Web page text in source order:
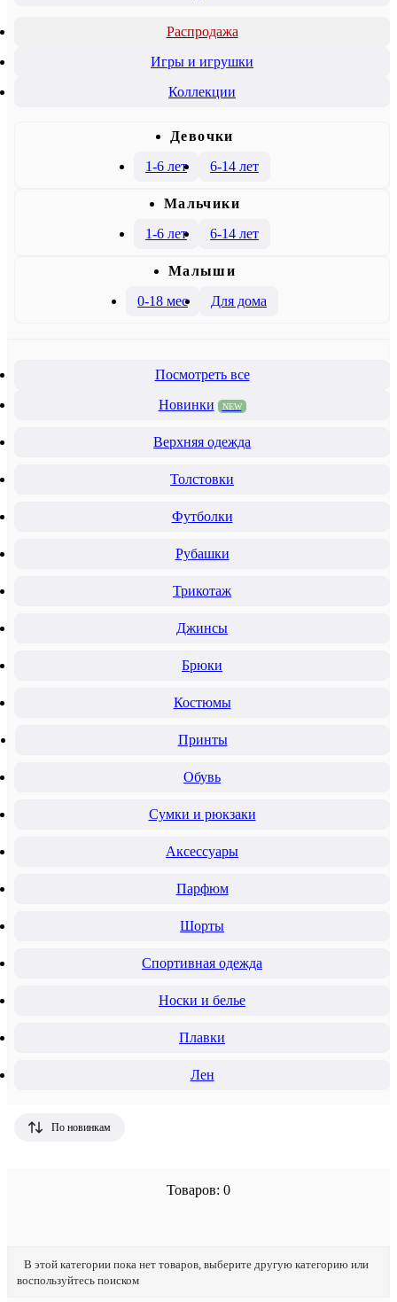
Распродажа
Игры и игрушки
Коллекции
Девочки
1-6 лет
6-14 лет
Mальчики
1-6 лет
6-14 лет
Малыши
0-18 мес
Для дома
Посмотреть все
Новинки
NEW
Верхняя одежда
Толстовки
Футболки
Рубашки
Трикотаж
Джинсы
Брюки
Костюмы
Принты
Обувь
Сумки и рюкзаки
Аксессуары
Парфюм
Шорты
Спортивная одежда
Носки и белье
Плавки
Лен
По новинкам
Товаров: 0
В этой категории пока нет товаров, выберите другую категорию или
воспользуйтесь поиском